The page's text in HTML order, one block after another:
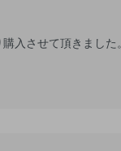
入させて頂きました。